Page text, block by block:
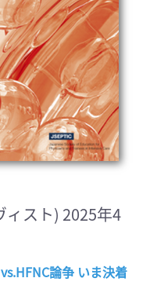
ィスト) 2025年4
論争 いま決着